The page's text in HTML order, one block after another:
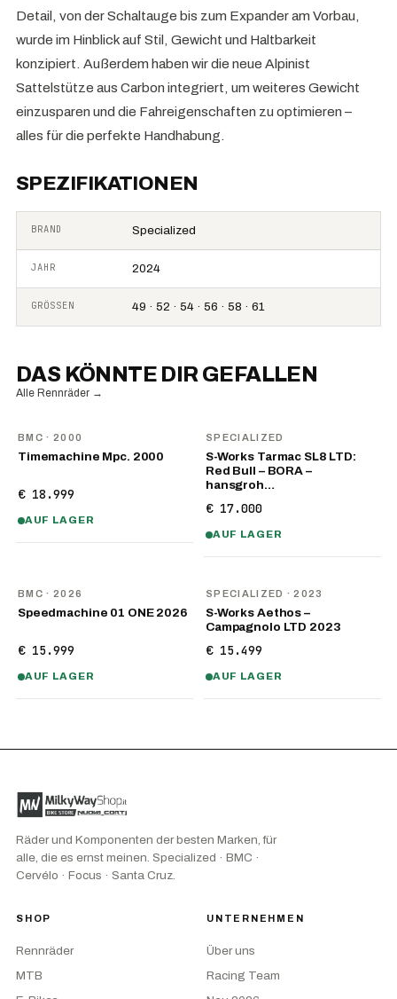
Detail, von der Schaltauge bis zum Expander am Vorbau,
wurde im Hinblick auf Stil, Gewicht und Haltbarkeit
konzipiert. Außerdem haben wir die neue Alpinist
Sattelstütze aus Carbon integriert, um weiteres Gewicht
einzusparen und die Fahreigenschaften zu optimieren –
alles für die perfekte Handhabung.
SPEZIFIKATIONEN
BRAND Specialized
JAHR 2024
GRÖSSEN 49 · 52 · 54 · 56 · 58 · 61
DAS KÖNNTE DIR GEFALLEN
Alle Rennräder →
BMC · 2000
Timemachine Mpc. 2000
€ 18.999
AUF LAGER
SPECIALIZED
S-Works Tarmac SL8 LTD:
Red Bull – BORA –
hansgroh…
€ 17.000
AUF LAGER
BMC · 2026
Speedmachine 01 ONE 2026
€ 15.999
AUF LAGER
SPECIALIZED · 2023
S-Works Aethos –
Campagnolo LTD 2023
€ 15.499
AUF LAGER
Räder und Komponenten der besten Marken, für
alle, die es ernst meinen. Specialized · BMC ·
Cervélo · Focus · Santa Cruz.
SHOP
Rennräder
MTB
UNTERNEHMEN
Über uns
Racing Team